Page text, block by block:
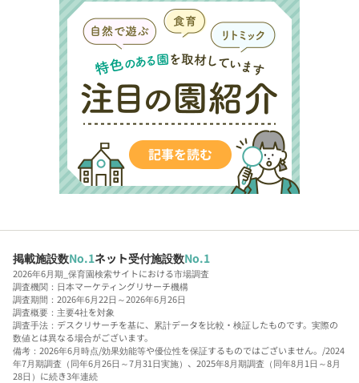
掲載施設数No.1ネット受付施設数No.1
2026年6月期_保育園検索サイトにおける市場調査
調査機関：日本マーケティングリサーチ機構
調査期間：2026年6月22日～2026年6月26日
調査概要：主要4社を対象
調査手法：デスクリサーチを基に、累計データを比較・検証したものです。実際の
数値とは異なる場合がございます。
備考：2026年6月時点/効果効能等や優位性を保証するものではございません。/2024
年7月期調査（同年6月26日～7月31日実施）、2025年8月期調査（同年8月1日～8月
28日）に続き3年連続